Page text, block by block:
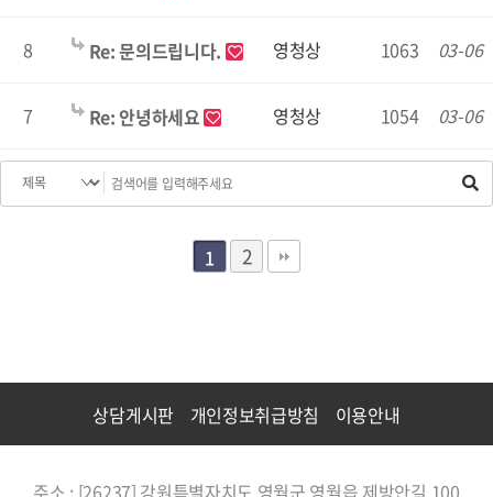
8 Re: 문의드립니다. 영청상 1063 03-06
7 Re: 안녕하세요 영청상 1054 03-06
1 2
상담게시판 개인정보취급방침 이용안내
주소 : [26237] 강원특별자치도 영월군 영월읍 제방안길 100